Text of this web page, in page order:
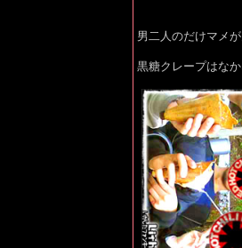
男二人のだけマメ
黒糖クレープはな